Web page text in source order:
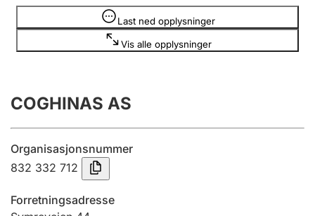
Registrere, endre, slette
Årsregnskap
Innsending og forsinkelsesgebyr
Tinglysing
Last ned opplysninger
Vis alle opplysninger
Opplysninger er skjult
COGHINAS AS
Organisasjonsnummer
832 332 712
Forretningsadresse